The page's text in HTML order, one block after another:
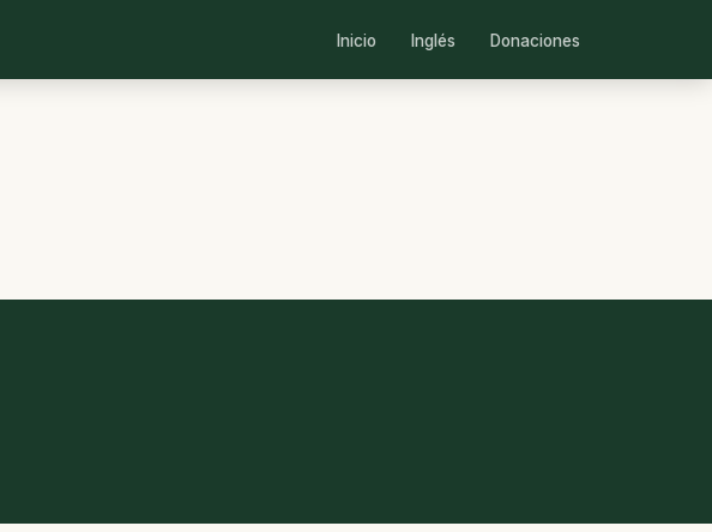
Inicio Inglés Donaciones